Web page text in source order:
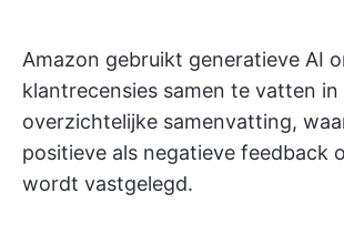
Amazon gebruikt generatieve AI
klantrecensies samen te vatten in
overzichtelijke samenvatting,
positieve als negatieve feedback
wordt vastgelegd.